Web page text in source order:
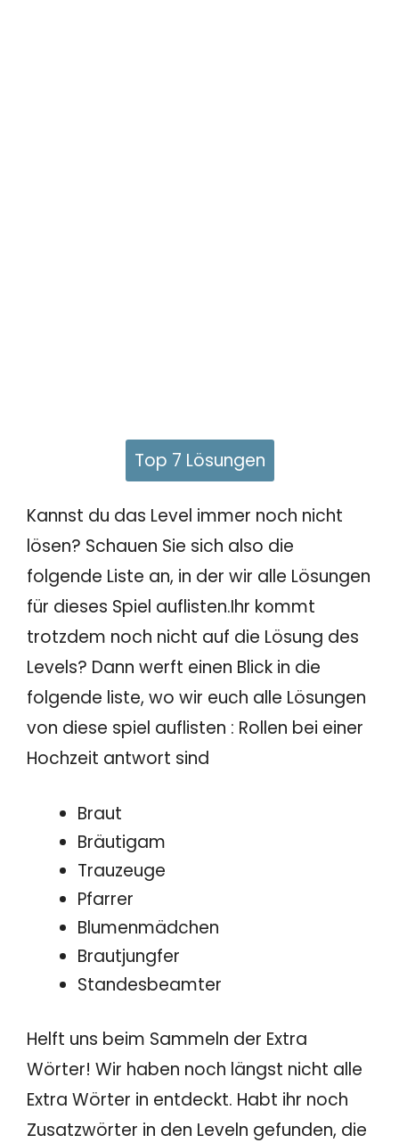
Top 7 Lösungen
Kannst du das Level immer noch nicht
lösen? Schauen Sie sich also die
folgende Liste an, in der wir alle Lösungen
für dieses Spiel auflisten.Ihr kommt
trotzdem noch nicht auf die Lösung des
Levels? Dann werft einen Blick in die
folgende liste, wo wir euch alle Lösungen
von diese spiel auflisten : Rollen bei einer
Hochzeit antwort sind
Braut
Bräutigam
Trauzeuge
Pfarrer
Blumenmädchen
Brautjungfer
Standesbeamter
Helft uns beim Sammeln der Extra
Wörter! Wir haben noch längst nicht alle
Extra Wörter in entdeckt. Habt ihr noch
Zusatzwörter in den Leveln gefunden, die